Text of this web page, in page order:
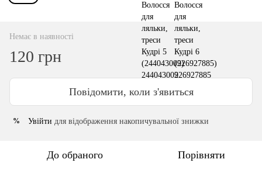
Немає в наявності
120 грн
Повідомити, коли з'явиться
% Увійти для відображення накопичувальної знижки
До обраного Порівняти